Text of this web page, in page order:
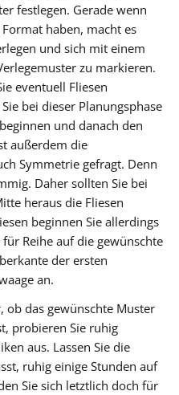
festlegen. Gerade wenn
haben, macht es
und sich mit einem
zu markieren.
eventuell Fliesen
bei dieser Planungsphase
und danach den
außerdem die
Symmetrie gefragt. Denn
Daher sollten Sie bei
heraus die Fliesen
beginnen Sie allerdings
Reihe auf die gewünschte
der ersten
an.
ob das gewünschte Muster
probieren Sie ruhig
aus. Lassen Sie die
ruhig einige Stunden auf
Sie sich letztlich doch für